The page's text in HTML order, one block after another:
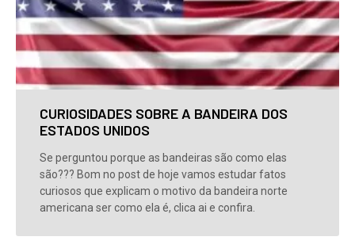
CURIOSIDADES SOBRE A BANDEIRA DOS
ESTADOS UNIDOS
Se perguntou porque as bandeiras são como elas
são??? Bom no post de hoje vamos estudar fatos
curiosos que explicam o motivo da bandeira norte
americana ser como ela é, clica ai e confira.